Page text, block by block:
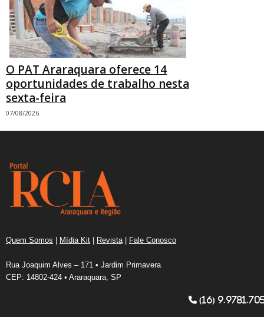
O PAT Araraquara oferece 14
oportunidades de trabalho nesta
sexta-feira
07/08/2026
Quem Somos | Mídia Kit | Revista | Fale Conosco
Rua Joaquim Alves – 171 • Jardim Primavera
CEP: 14802-424 • Araraquara, SP
(16)